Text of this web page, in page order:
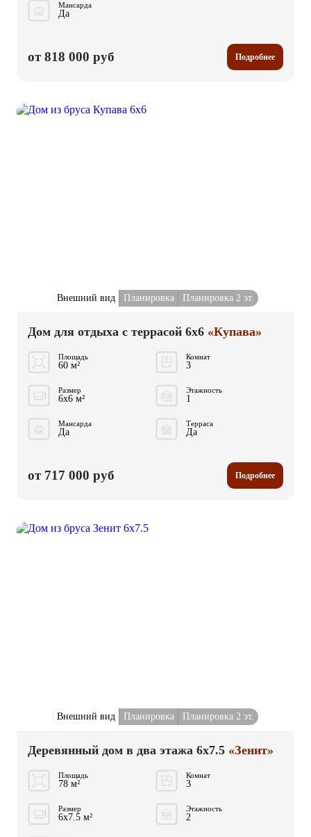
Мансарда
Да
от 818 000 руб Подробнее
Внешний вид Планировка Планировка 2 эт.
Дом для отдыха с террасой 6x6 «Купава»
Площадь
60 м²
Комнат
3
Размер
6x6 м²
Этажность
1
Мансарда
Да
Терраса
Да
от 717 000 руб Подробнее
Внешний вид Планировка Планировка 2 эт.
Деревянный дом в два этажа 6x7.5 «Зенит»
Площадь
78 м²
Комнат
3
Размер
6x7.5 м²
Этажность
2